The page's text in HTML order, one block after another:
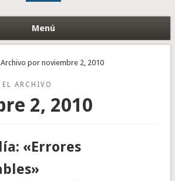
Menú
Archivo por noviembre 2, 2010
ARCHIVO
2, 2010
«Errores